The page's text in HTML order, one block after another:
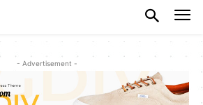
- Advertisement -